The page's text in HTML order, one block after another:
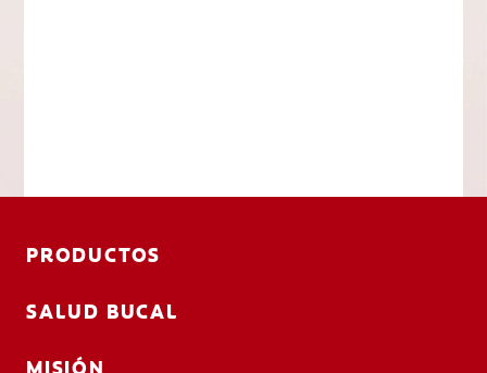
PRODUCTOS
SALUD BUCAL